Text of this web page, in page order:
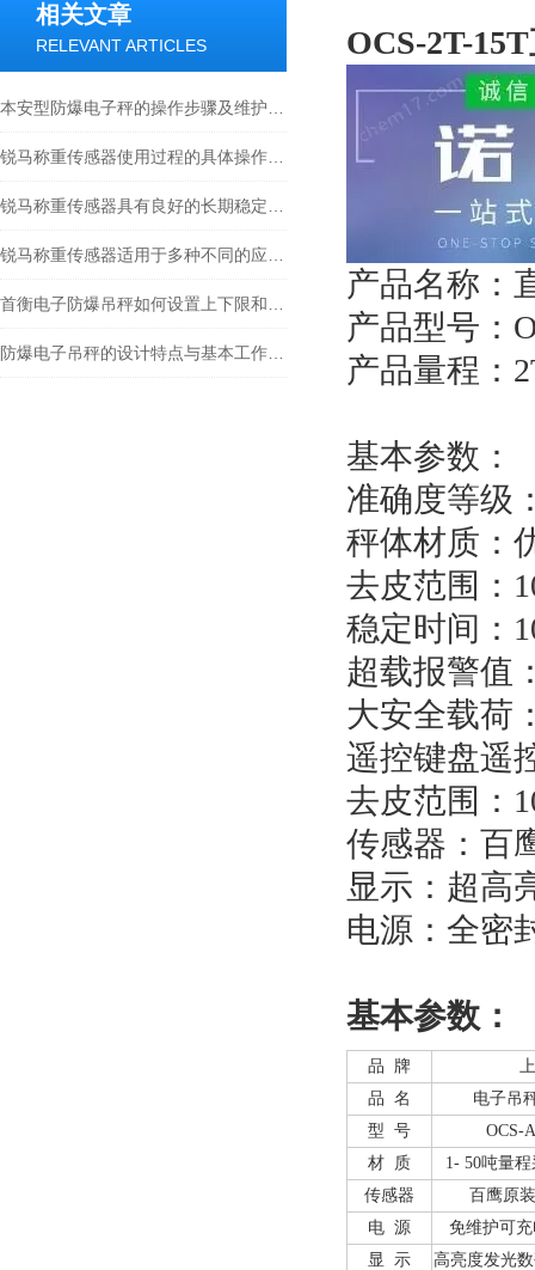
相关文章
RELEVANT ARTICLES OCS-2T-
产品名称：
产品型号：
产品量程：
基本参数：
准确度等级
秤体材质：
去皮范围：
稳定时间 ：
超载报警值
大安全载荷
遥控键盘遥
去皮范围 ：
传感器：百
显示：超高
电源：全密
基本参数：
品 牌
品 名
电子吊
型 号
OCS-
材 质
1- 50吨量
传感器
百鹰原
电 源
免维护可
显 示
高亮度发光